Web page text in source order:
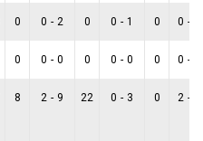
0 0 - 2 0 0 - 1 0 0 -
0 0 - 0 0 0 - 0 0 0 -
8 2 - 9 22 0 - 3 0 2 -